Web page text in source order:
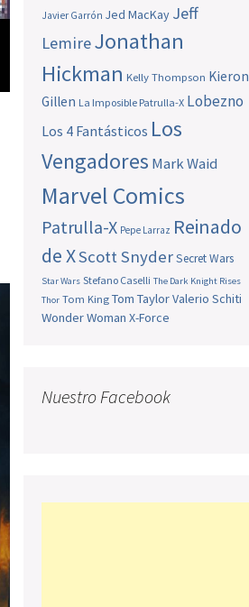
Javier Garrón Jed MacKay Jeff
LemireJonathan
Hickman Kelly Thompson Kieron
Gillen La Imposible Patrulla-X Lobezno
Los 4 Fantásticos Los
Vengadores Mark Waid
Marvel Comics
Patrulla-X Pepe Larraz Reinado
de XScott SnyderSecret Wars
Star Wars Stefano Caselli The Dark Knight Rises
Thor Tom King Tom TaylorValerio Schiti
Wonder Woman X-Force
Nuestro Facebook